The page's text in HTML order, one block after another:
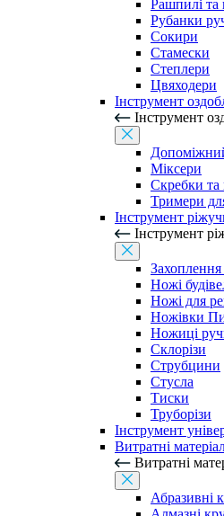
Рашпилі та
Рубанки
Сокири
Стамески
Степлери
Цвяходери
Інструмент
Інструмент
Міксери
Скребки та
Тримери
Інструмент
Інструмент
Захоплення
Ножі
Ножі для
Ножівки
Ножиці
Склорізи
Струбцини
Стусла
Тиски
Труборізи
Інструмент
Витратні
Витратні
Абразивні